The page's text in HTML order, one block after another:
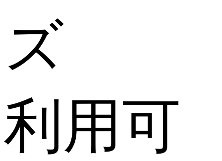
ズ
利用可